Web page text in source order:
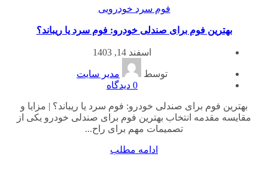
فوم سرد خودرویی
بهترین فوم برای صندلی خودرو: فوم سرد یا ریباند؟
اسفند 14, 1403
توسط
مدیر سایت
0 دیدگاه
بهترین فوم برای صندلی خودرو: فوم سرد یا ریباند؟ | مزایا و
مقایسه مقدمه انتخاب بهترین فوم برای صندلی خودرو یکی از
تصمیمات مهم برای راح...
ادامه مطلب